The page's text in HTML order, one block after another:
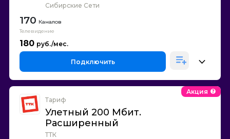
Сибирские Сети
170 Каналов
Телевидение
180
Подключить
Тариф
Улетный 200 Мбит.
Расширенный
ТТК
Акция